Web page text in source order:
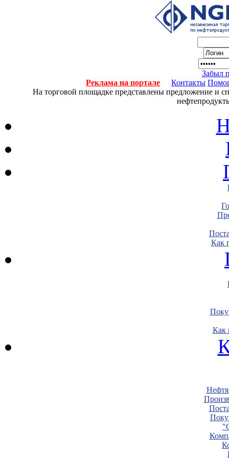
Забыл
Реклама на портале
Контакты
На торговой площадке представлены предложение и
Как
Как